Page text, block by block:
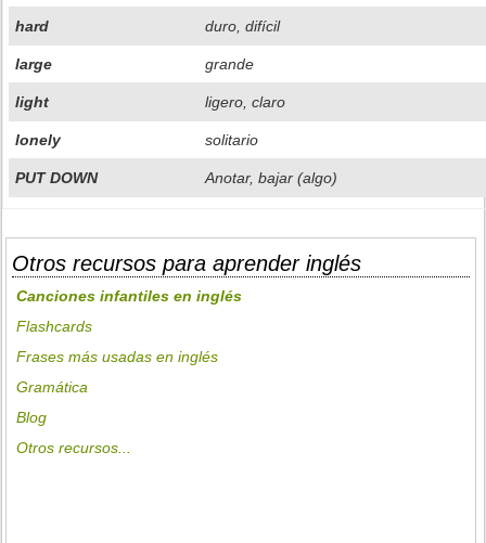
hard duro, difícil
large grande
light ligero, claro
lonely solitario
PUT DOWN Anotar, bajar (algo)
Otros recursos para aprender inglés
Canciones infantiles en inglés
Flashcards
Frases más usadas en inglés
Gramática
Blog
Otros recursos...